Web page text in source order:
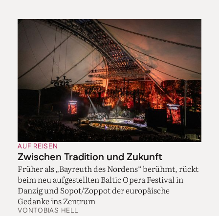
AUF REISEN
Zwischen Tradition und Zukunft
Früher als „Bayreuth des Nordens“ berühmt, rückt
beim neu aufgestellten Baltic Opera Festival in
Danzig und Sopot/Zoppot der europäische
Gedanke ins Zentrum
VONTOBIAS HELL